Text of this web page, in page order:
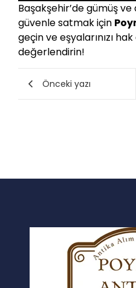
Başakşehir’de gümüş ve
güvenle satmak için
geçin ve eşyalarınızı
değerlendirin!
Önceki yazı